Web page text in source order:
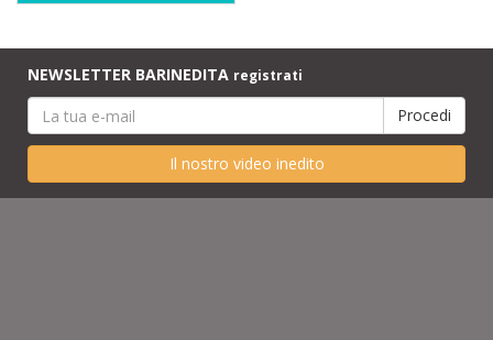
NEWSLETTER BARINEDITA registrati
Il nostro video inedito